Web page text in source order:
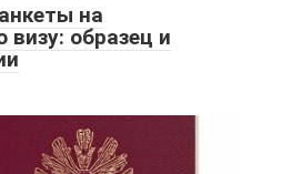
на
визу: образец и